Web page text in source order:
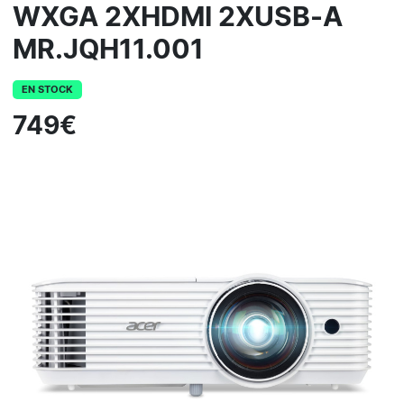
WXGA 2XHDMI 2XUSB-A
MR.JQH11.001
EN STOCK
749€